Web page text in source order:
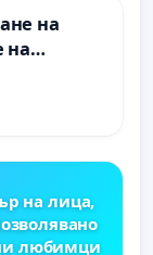
на
на
във
на лица,
любимци